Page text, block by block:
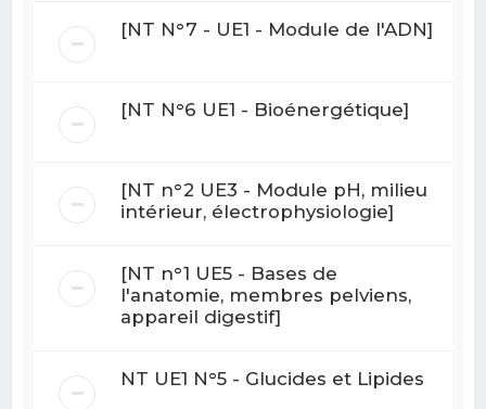
[NT N°7 - UE1 - Module de l'ADN]
[NT N°6 UE1 - Bioénergétique]
[NT n°2 UE3 - Module pH, milieu
intérieur, électrophysiologie]
[NT n°1 UE5 - Bases de
l'anatomie, membres pelviens,
appareil digestif]
NT UE1 N°5 - Glucides et Lipides